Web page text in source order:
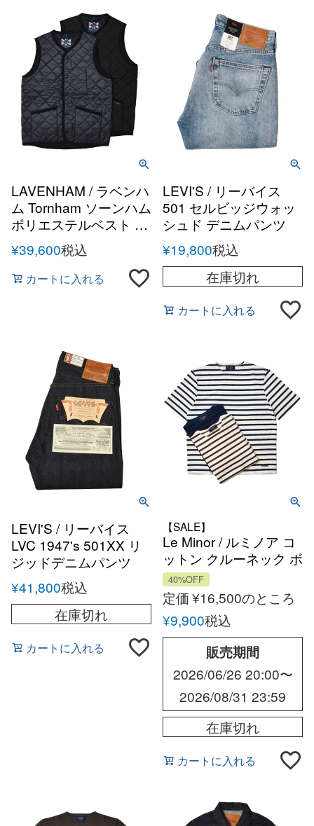
LAVENHAM / ラベンハ
ム Tornham ソーンハム
ポリエステルベスト キ
ルティング カラーレス
ベスト
¥39,600税込
カートに入れる
LEVI'S / リーバイス
501 セルビッジウォッ
シュド デニムパンツ
¥19,800税込
在庫切れ
カートに入れる
LEVI'S / リーバイス
LVC 1947's 501XX リ
ジッドデニムパンツ
¥41,800税込
在庫切れ
カートに入れる
【SALE】
Le Minor / ルミノア コ
ットン クルーネック ボ
ーダーショートスリー
ブカットソー バスク
シャツ フランス
40%OFF
定価¥16,500のところ
¥9,900税込
販売期間
2026/06/26 20:00〜
2026/08/31 23:59
在庫切れ
カートに入れる